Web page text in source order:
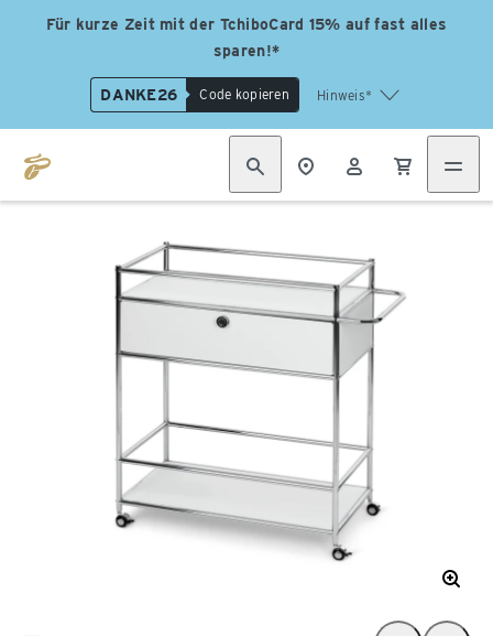
Für kurze Zeit mit der TchiboCard 15% auf fast alles
sparen!*
DANKE26 Code kopieren Hinweis*